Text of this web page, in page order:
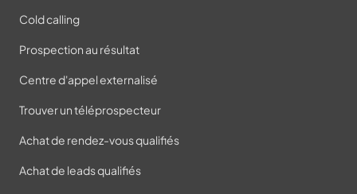
Cold calling
Prospection au résultat
Centre d'appel externalisé
Trouver un téléprospecteur
Achat de rendez-vous qualifiés
Achat de leads qualifiés